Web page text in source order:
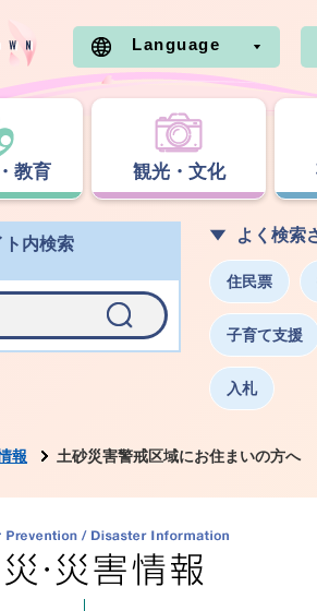
Language
教育 観光・文化
ト内検索 よく検索
住民票
子育て支援
入札
報 土砂災害警戒区域にお住まいの方へ